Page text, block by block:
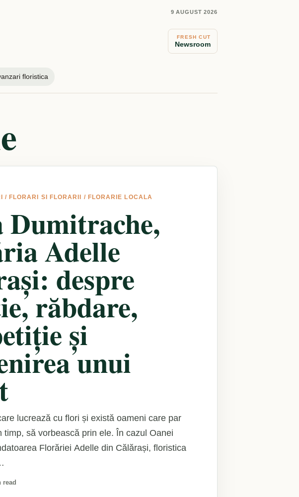
9 AUGUST 2026
FRESH CUT
Newsroom
floristica
/ FLORARI SI FLORARII / FLORARIE LOCALA
Dumitrache,
Adelle
despre
răbdare,
și
unui
lucrează cu flori și există oameni care par
timp, să vorbească prin ele. În cazul Oanei
Florăriei Adelle din Călărași, floristica
read